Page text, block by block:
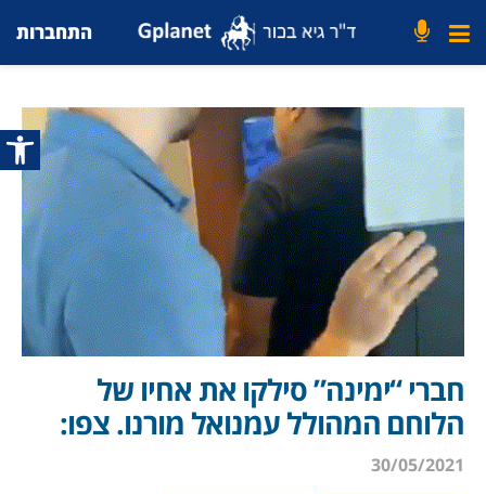
פתח
התחברות
חברי “ימינה” סילקו את אחיו של
הלוחם המהולל עמנואל מורנו. צפו:
30/05/2021